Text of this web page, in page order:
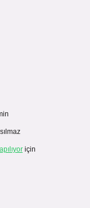
için